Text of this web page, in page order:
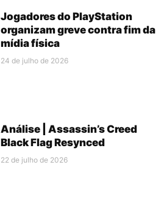
Jogadores do PlayStation
organizam greve contra fim da
mídia física
24 de julho de 2026
Análise | Assassin’s Creed
Black Flag Resynced
22 de julho de 2026